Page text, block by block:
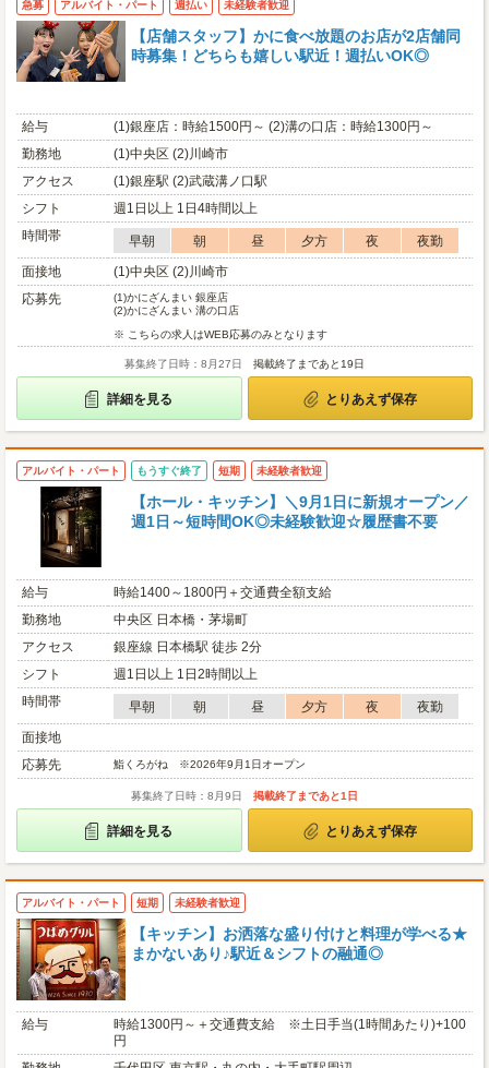
急募 アルバイト・パート 週払い 未経験者歓迎
【店舗スタッフ】かに食べ放題のお店が2店舗同
時募集！どちらも嬉しい駅近！週払いOK◎
給与
(1)銀座店：時給1500円～ (2)溝の口店：時給1300円～
勤務地
(1)中央区 (2)川崎市
アクセス
(1)銀座駅 (2)武蔵溝ノ口駅
シフト
週1日以上 1日4時間以上
時間帯
早朝 朝 昼 夕方 夜
夜勤
面接地
(1)中央区 (2)川崎市
応募先
(1)かにざんまい 銀座店
(2)かにざんまい 溝の口店
※ こちらの求人はWEB応募のみとなります
募集終了日時：8月27日 掲載終了まであと19日
詳細を見る とりあえず保存
アルバイト・パート もうすぐ終了 短期 未経験者歓迎
【ホール・キッチン】＼9月1日に新規オープン／
週1日～短時間OK◎未経験歓迎☆履歴書不要
給与
時給1400～1800円＋交通費全額支給
勤務地
中央区 日本橋・茅場町
アクセス
銀座線 日本橋駅 徒歩 2分
シフト
週1日以上 1日2時間以上
時間帯
早朝 朝 昼 夕方 夜
夜勤
面接地
応募先
鮨くろがね ※2026年9月1日オープン
募集終了日時：8月9日 掲載終了まであと1日
詳細を見る とりあえず保存
アルバイト・パート 短期 未経験者歓迎
【キッチン】お洒落な盛り付けと料理が学べる★
まかないあり♪駅近＆シフトの融通◎
給与
時給1300円～＋交通費支給 ※土日手当(1時間あたり)+100
円